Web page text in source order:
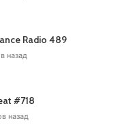
Radio 489
назад
#718
назад